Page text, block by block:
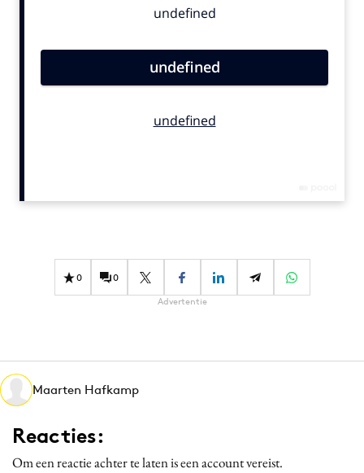
Contentmarketing
Effectiviteit
Gedragsverandering
Martech
Media
Merkstrategie
PR
Programmatic
0 0
Advertentie
Maarten Hafkamp
Reacties:
Om een reactie achter te laten is een account vereist.